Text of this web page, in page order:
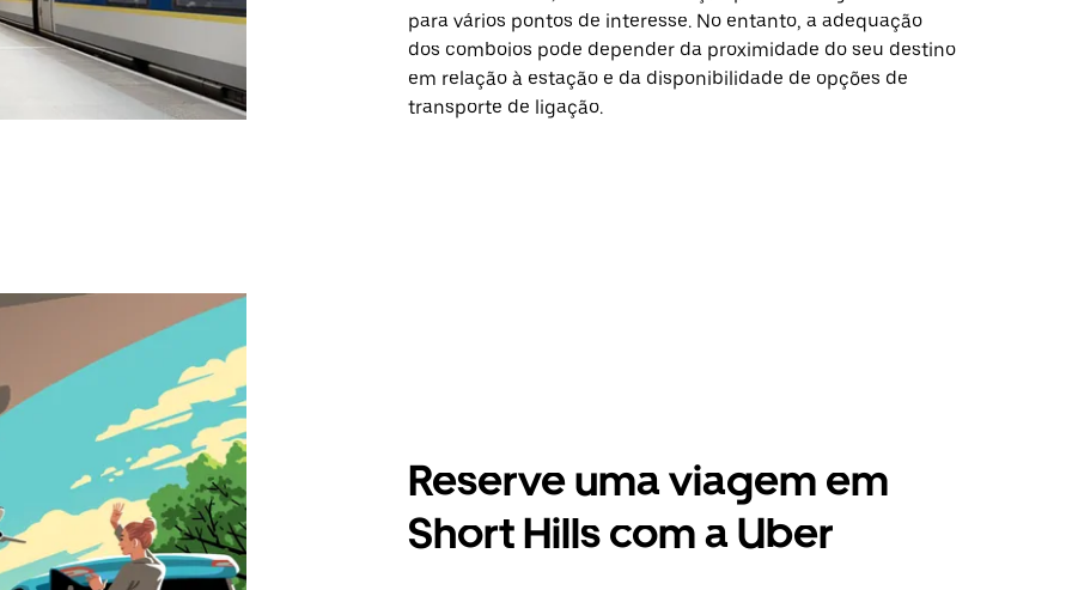
para vários pontos de interesse. No entanto, a adequação
dos comboios pode depender da proximidade do seu destino
em relação à estação e da disponibilidade de opções de
transporte de ligação.
Reserve uma viagem em
Short Hills com a Uber